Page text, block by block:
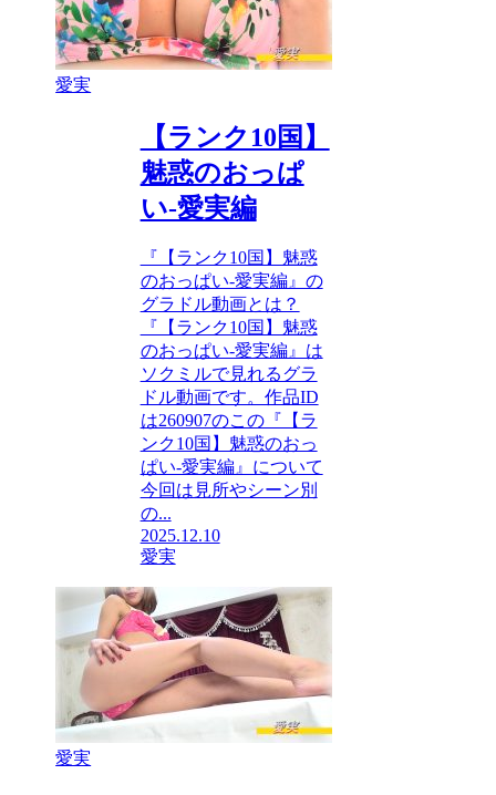
愛実
【ランク10国】
魅惑のおっぱ
い-愛実編
『【ランク10国】魅惑
のおっぱい-愛実編』の
グラドル動画とは？
『【ランク10国】魅惑
のおっぱい-愛実編』は
ソクミルで見れるグラ
ドル動画です。作品ID
は260907のこの『【ラ
ンク10国】魅惑のおっ
ぱい-愛実編』について
今回は見所やシーン別
の...
2025.12.10
愛実
愛実